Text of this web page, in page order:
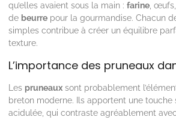
qu’elles avaient sous la main : farine ,
de beurre pour la gourmandise. Chacun
simples contribue à créer un équilibre
texture.
L’importance des pruneaux
Les pruneaux sont probablement
breton moderne. Ils apportent une
acidulée, qui contraste agréablement